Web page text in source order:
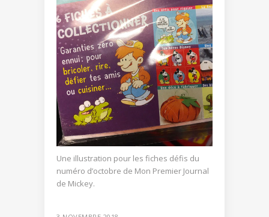
Une illustration pour les fiches défis du
numéro d’octobre de Mon Premier Journal
de Mickey.